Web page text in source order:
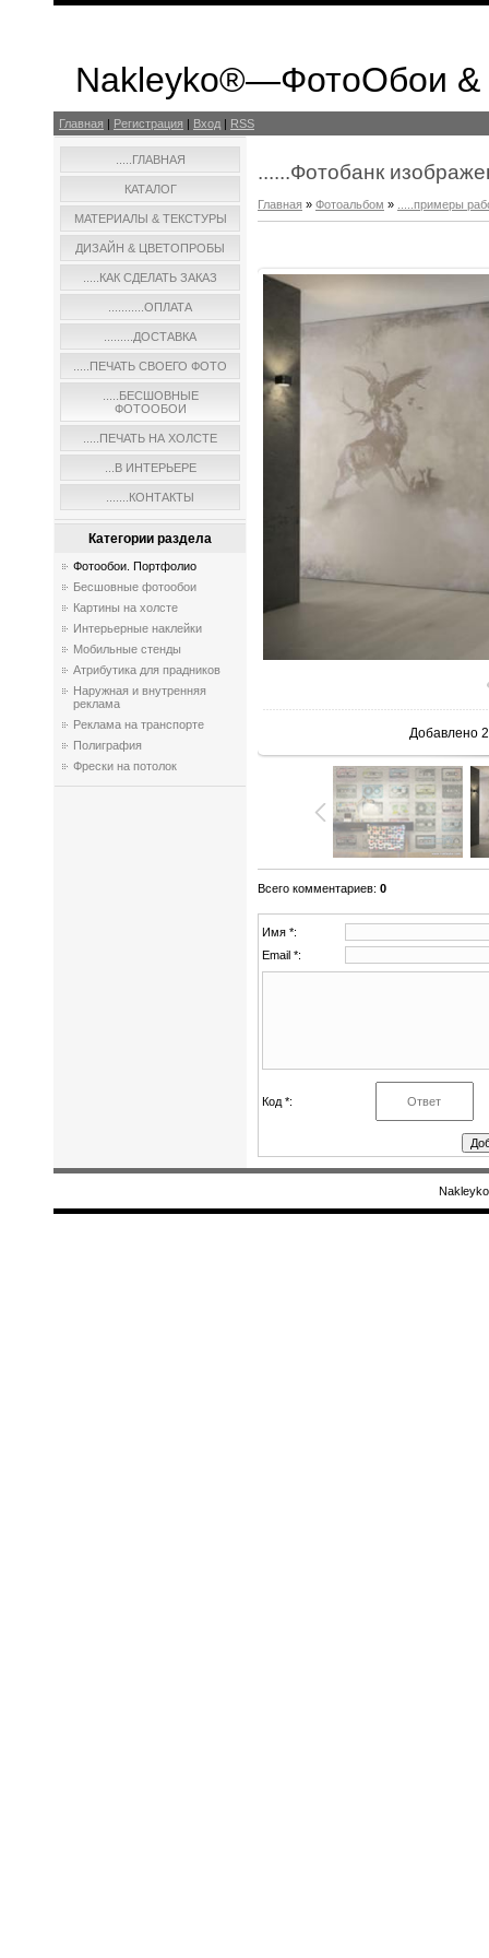
Nakleyko®—ФотоОбои &
Главная | Регистрация | Вход | RSS
.....ГЛАВНАЯ
КАТАЛОГ
МАТЕРИАЛЫ & ТЕКСТУРЫ
ДИЗАЙН & ЦВЕТОПРОБЫ
.....КАК СДЕЛАТЬ ЗАКАЗ
...........ОПЛАТА
.........ДОСТАВКА
.....ПЕЧАТЬ СВОЕГО ФОТО
.....БЕСШОВНЫЕ
ФОТООБОИ
.....ПЕЧАТЬ НА ХОЛСТЕ
...В ИНТЕРЬЕРЕ
.......КОНТАКТЫ
Категории раздела
Фотообои. Портфолио
Бесшовные фотообои
Картины на холсте
Интерьерные наклейки
Мобильные стенды
Атрибутика для прадников
Наружная и внутренняя
реклама
Реклама на транспорте
Полиграфия
Фрески на потолок
......Фотобанк
Главная » Фотоальбом » .....примеры
Добавлено
Всего комментариев: 0
Имя *:
Email *:
Код *: